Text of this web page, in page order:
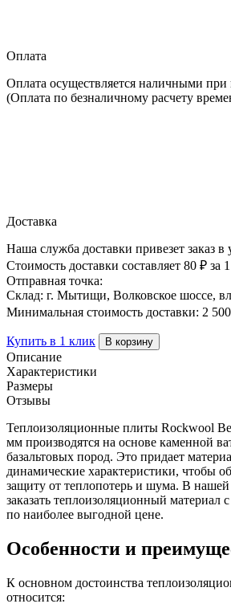
мм,
м2
Оплата
Оплата осуществляется наличными при
(Оплата по безналичному расчету
Доставка
Наша служба доставки привезет заказ в
Стоимость доставки составляет 80 ₽ за
Отправная точка:
Склад: г. Мытищи, Волковское шоссе,
Минимальная стоимость доставки: 2
Купить в 1 клик В корзину
Описание
Характеристики
Размеры
Отзывы
Теплоизоляционные плиты Rockwool
мм производятся на основе каменной
базальтовых пород. Это придает
динамические характеристики, чтобы
защиту от теплопотерь и шума. В
заказать теплоизоляционный материал
по наиболее выгодной цене.
Особенности и
К основном достоинства
относится: